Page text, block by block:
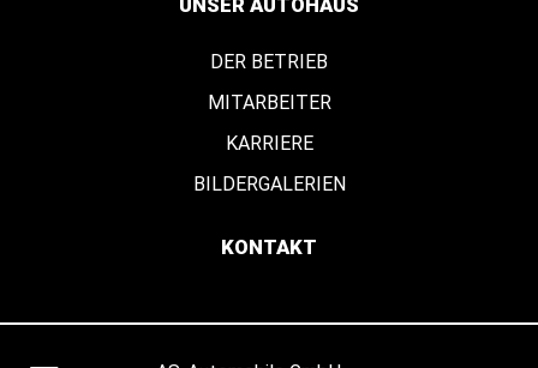
DER BETRIEB
MITARBEITER
KARRIERE
BILDERGALERIEN
KONTAKT